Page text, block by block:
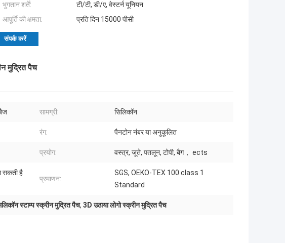
भुगतान शर्तें:
टी/टी, डी/ए, वेस्टर्न यूनियन
आपूर्ति की क्षमता:
प्रति दिन 15000 पीसी
संपर्क करें
मुद्रित पैच
सामग्री: सिलिकॉन
रंग: पैनटोन नंबर या अनुकूलित
प्रयोग: वस्त्र, जूते, पतलून, टोपी, बैग， ects
सकती है
प्रमाणन:
SGS, OEKO-TEX 100 class 1
Standard
स्टाम्प स्क्रीन मुद्रित पैच, 3D उठाया लोगो स्क्रीन मुद्रित पैच